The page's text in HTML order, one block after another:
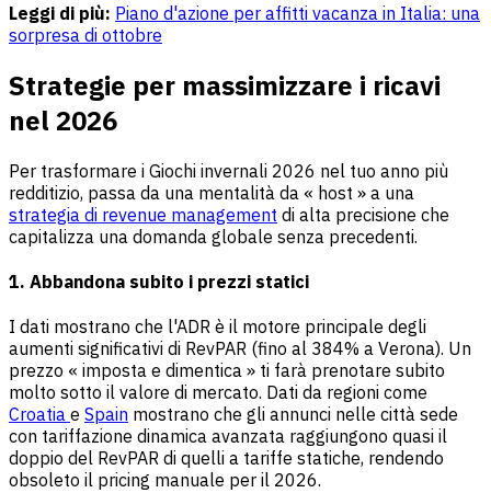
Leggi di più: Piano d'azione per affitti vacanza in Italia: una
sorpresa di ottobre
Strategie per massimizzare i ricavi
nel 2026
Per trasformare i Giochi invernali 2026 nel tuo anno più
redditizio, passa da una mentalità da « host » a una
strategia di revenue management di alta precisione che
capitalizza una domanda globale senza precedenti.
1. Abbandona subito i prezzi statici
I dati mostrano che l'ADR è il motore principale degli
aumenti significativi di RevPAR (fino al 384% a Verona). Un
prezzo « imposta e dimentica » ti farà prenotare subito
molto sotto il valore di mercato. Dati da regioni come
Croatia e Spain mostrano che gli annunci nelle città sede
con tariffazione dinamica avanzata raggiungono quasi il
doppio del RevPAR di quelli a tariffe statiche, rendendo
obsoleto il pricing manuale per il 2026.